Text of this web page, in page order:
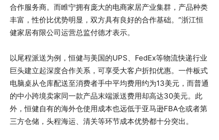
合作服务商。而睢宁拥有庞大的电商家居产业集群，产品种类
丰富，性价比优势明显，双方具有良好的合作基础。”浙江恒
健家居有限公司运营总监付德才表示。
以尾程派送为例，恒健与美国的UPS、FedEx等物流快递行业
巨头建立起深度合作关系，可享受大客户折扣优惠。一件板式
电脑桌从仓库配送至消费者手中平均费用约为13美元，而普通
的中小跨境卖家同一款产品末端派送费用却高达30美元。此
外，恒健自有的海外仓使用成本也远低于亚马逊FBA仓或者第
三方仓储，头程海运、清关等环节成本优势都十分突出。